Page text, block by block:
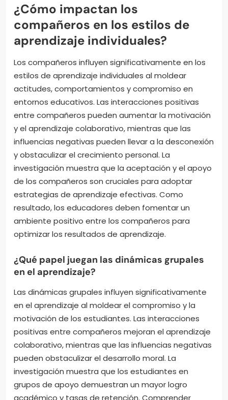
¿Cómo impactan los
compañeros en los estilos de
aprendizaje individuales?
Los compañeros influyen significativamente en los
estilos de aprendizaje individuales al moldear
actitudes, comportamientos y compromiso en
entornos educativos. Las interacciones positivas
entre compañeros pueden aumentar la motivación
y el aprendizaje colaborativo, mientras que las
influencias negativas pueden llevar a la desconexión
y obstaculizar el crecimiento personal. La
investigación muestra que la aceptación y el apoyo
de los compañeros son cruciales para adoptar
estrategias de aprendizaje efectivas. Como
resultado, los educadores deben fomentar un
ambiente positivo entre los compañeros para
optimizar los resultados de aprendizaje.
¿Qué papel juegan las dinámicas grupales
en el aprendizaje?
Las dinámicas grupales influyen significativamente
en el aprendizaje al moldear el compromiso y la
motivación de los estudiantes. Las interacciones
positivas entre compañeros mejoran el aprendizaje
colaborativo, mientras que las influencias negativas
pueden obstaculizar el desarrollo moral. La
investigación muestra que los estudiantes en
grupos de apoyo demuestran un mayor logro
académico y tasas de retención. Comprender